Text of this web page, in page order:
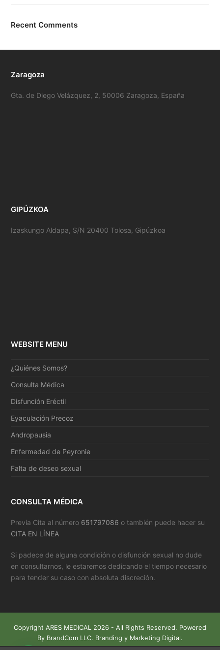
Recent Comments
Zaragoza
Gta. de Diego Velázquez, 2, 50006 Zaragoza, España
GIPÚZKOA
Izaskungo Aldapa, S/N 20400 Tolosa, Gipúzkoa
WEBSITE MENU
¿Quiénes Somos?
Consulta Médica
Disfunción Eréctil
Eyaculación Precoz
Andropausia
Enfermedad de Peyronie
Falta de deseo sexual
CONSULTA MÉDICA
Previa Cita al número 651797086 o también puede hacer su
CITA EN LÍNEA
Si padece de alguna condición o disfunción sexual no dude
en consultarnos, le estaremos dedicando el tiempo necesario
para tender su caso con absoluta discreción.
Copyright ARES MEDICAL 2026 - All Rights Reserved. Powered
By BrandCom LLC. Branding y Marketing Digital.